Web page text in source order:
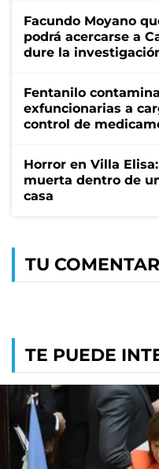
Facundo Moyano
podrá acercarse a
dure la
Fentanilo
exfuncionarias a
control de
Horror en Villa
muerta dentro de
casa
TU
TE PUEDE